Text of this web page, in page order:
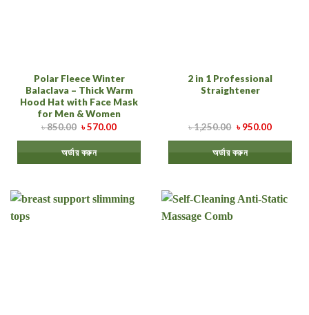
Polar Fleece Winter
Balaclava – Thick Warm
Hood Hat with Face Mask
for Men & Women
৳850.00 ৳570.00
অর্ডার করুন
2 in 1 Professional
Straightener
৳1,250.00 ৳950.00
অর্ডার করুন